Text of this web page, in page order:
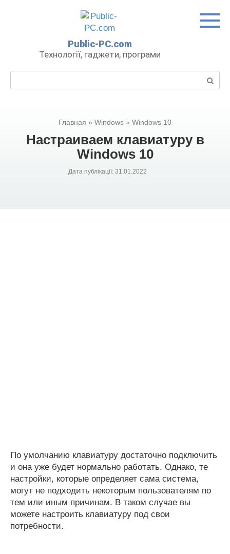
Public-PC.com
Технології, гаджети, програми
Главная » Windows » Windows 10
Настраиваем клавиатуру в
Windows 10
Дата публікації: 31.01.2022
По умолчанию клавиатуру достаточно подключить
и она уже будет нормально работать. Однако, те
настройки, которые определяет сама система,
могут не подходить некоторым пользователям по
тем или иным причинам. В таком случае вы
можете настроить клавиатуру под свои
потребности.